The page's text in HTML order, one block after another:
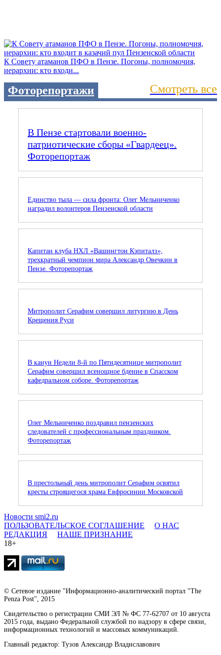
К Совету атаманов ПФО в Пензе. Погоны, полномочия,
иерархии: кто входи...
Фоторепортажи Смотреть все
В Пензе стартовали военно-
патриотические сборы «Гвардеец».
Фоторепортаж
Единство тыла — сила фронта: Олег Мельниченко
наградил волонтеров Пензенской области
Капитан клуба НХЛ «Вашингтон Кэпиталз»,
трехкратный чемпион мира Александр Овечкин в
Пензе. Фоторепортаж
Митрополит Серафим совершил литургию в День
Крещения Руси
В канун Недели 8-й по Пятидесятнице митрополит
Серафим совершил всенощное бдение в Спасском
кафедральном соборе. Фоторепортаж
Олег Мельниченко поздравил пензенских
следователей с профессиональным праздником.
Фоторепортаж
В престольный день митрополит Серафим освятил
кресты строящегося храма Евфросинии Московской
Новости smi2.ru
ПОЛЬЗОВАТЕЛЬСКОЕ СОГЛАШЕНИЕ
О НАС
РЕДАКЦИЯ
НАШЕ ПРИЗНАНИЕ
18+
© Сетевое издание "Информационно-аналитический портал "The
Penza Post", 2015
Свидетельство о регистрации СМИ ЭЛ № ФС 77-62707 от 10 августа
2015 года, выдано Федеральной службой по надзору в сфере связи,
информационных технологий и массовых коммуникаций.
Главный редактор: Тузов Александр Владиславович